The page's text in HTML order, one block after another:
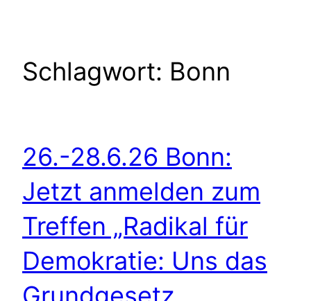
Schlagwort: Bonn
26.-28.6.26 Bonn:
Jetzt anmelden zum
Treffen „Radikal für
Demokratie: Uns das